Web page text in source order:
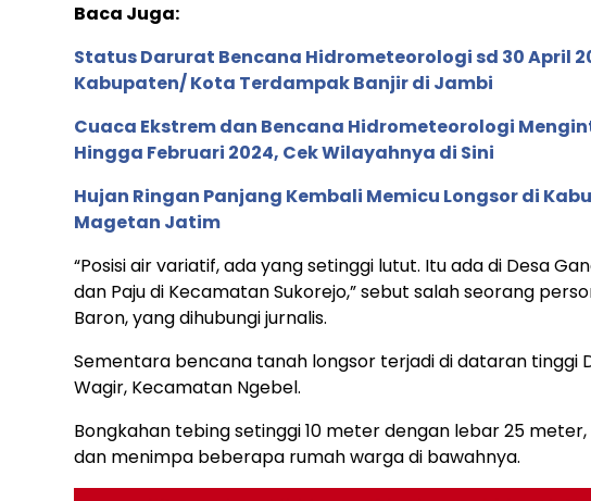
Baca Juga:
Status Darurat Bencana Hidrometeorologi sd 30 April
Kabupaten/ Kota Terdampak Banjir di Jambi
Cuaca Ekstrem dan Bencana Hidrometeorologi
Hingga Februari 2024, Cek Wilayahnya di Sini
Hujan Ringan Panjang Kembali Memicu Longsor di
Magetan Jatim
“Posisi air variatif, ada yang setinggi lutut. Itu ada di Desa
dan Paju di Kecamatan Sukorejo,” sebut salah seorang
Baron, yang dihubungi jurnalis.
Sementara bencana tanah longsor terjadi di dataran tinggi
Wagir, Kecamatan Ngebel.
Bongkahan tebing setinggi 10 meter dengan lebar 25
dan menimpa beberapa rumah warga di bawahnya.